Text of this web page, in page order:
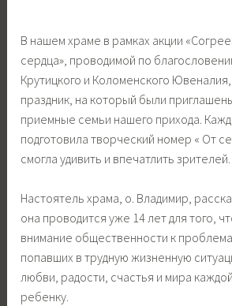
В нашем храме в рамках акции
сердца», проводимой по
Крутицкого и Коломенского
праздник, на который были
приемные семьи нашего прихода.
подготовила творческий номер « От
смогла удивить и впечатлить зрителей.
Настоятель храма, о. Владимир,
она проводится уже 14 лет для того,
внимание общественности к
попавших в трудную жизненную
любви, радости, счастья и мира
ребенку.